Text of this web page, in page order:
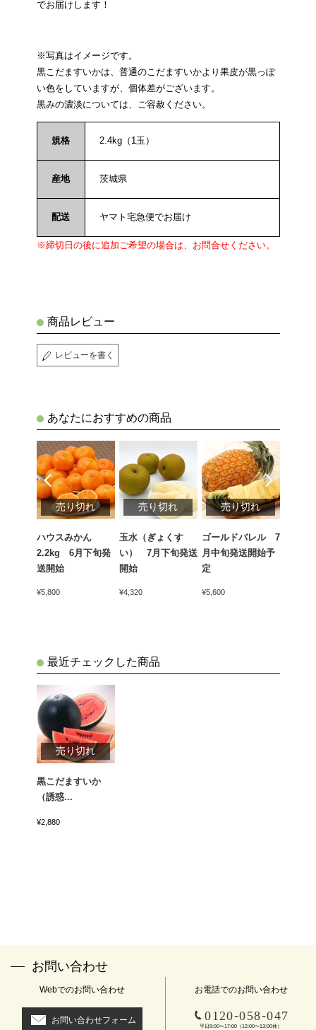
でお届けします！
※写真はイメージです。
黒こだますいかは、普通のこだますいかより果皮が黒っぽ
い色をしていますが、個体差がございます。
黒みの濃淡については、ご容赦ください。
規格 2.4kg（1玉）
産地 茨城県
配送 ヤマト宅急便でお届け
※締切日の後に追加ご希望の場合は、お問合せください。
商品レビュー
レビューを書く
あなたにおすすめの商品
売り切れ
ハウスみかん
2.2kg 6月下旬発
送開始
¥5,800
売り切れ
玉水（ぎょくす
い） 7月下旬発送
開始
¥4,320
売り切れ
ゴールドバレル 7
月中旬発送開始予
定
¥5,600
最近チェックした商品
売り切れ
黒こだますいか
（誘惑...
¥2,880
お問い合わせ
Webでのお問い合わせ
お問い合わせフォーム
お電話でのお問い合わせ
0120-058-047
平日9:00〜17:00（12:00〜13:00休）